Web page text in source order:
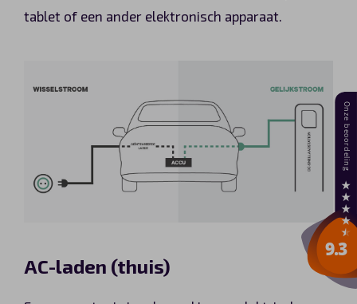
tablet of een ander elektronisch apparaat.
AC-laden (thuis)